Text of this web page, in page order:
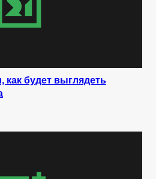
как будет выглядеть